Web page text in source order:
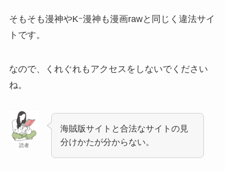
そもそも漫神やKｰ漫神も漫画rawと同じく違法サイ
トです。
なので、くれぐれもアクセスをしないでください
ね。
読者
海賊版サイトと合法なサイトの見
分けかたが分からない。